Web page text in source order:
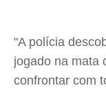
"A polícia
jogado na mata
confrontar com